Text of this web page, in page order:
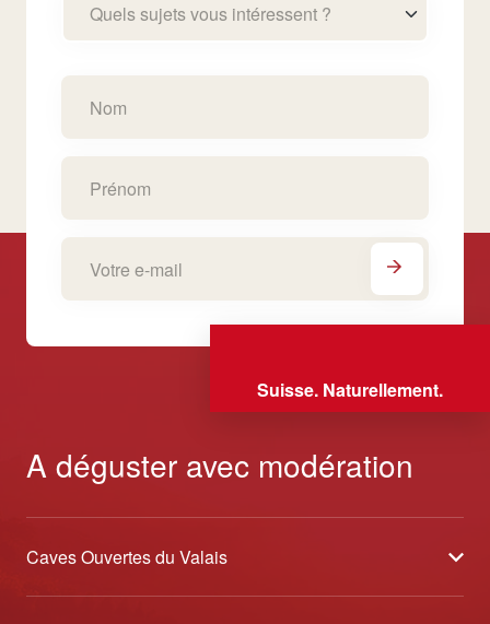
Quels sujets vous intéressent ?
Suisse. Naturellement.
A déguster avec modération
Caves Ouvertes du Valais
À propos